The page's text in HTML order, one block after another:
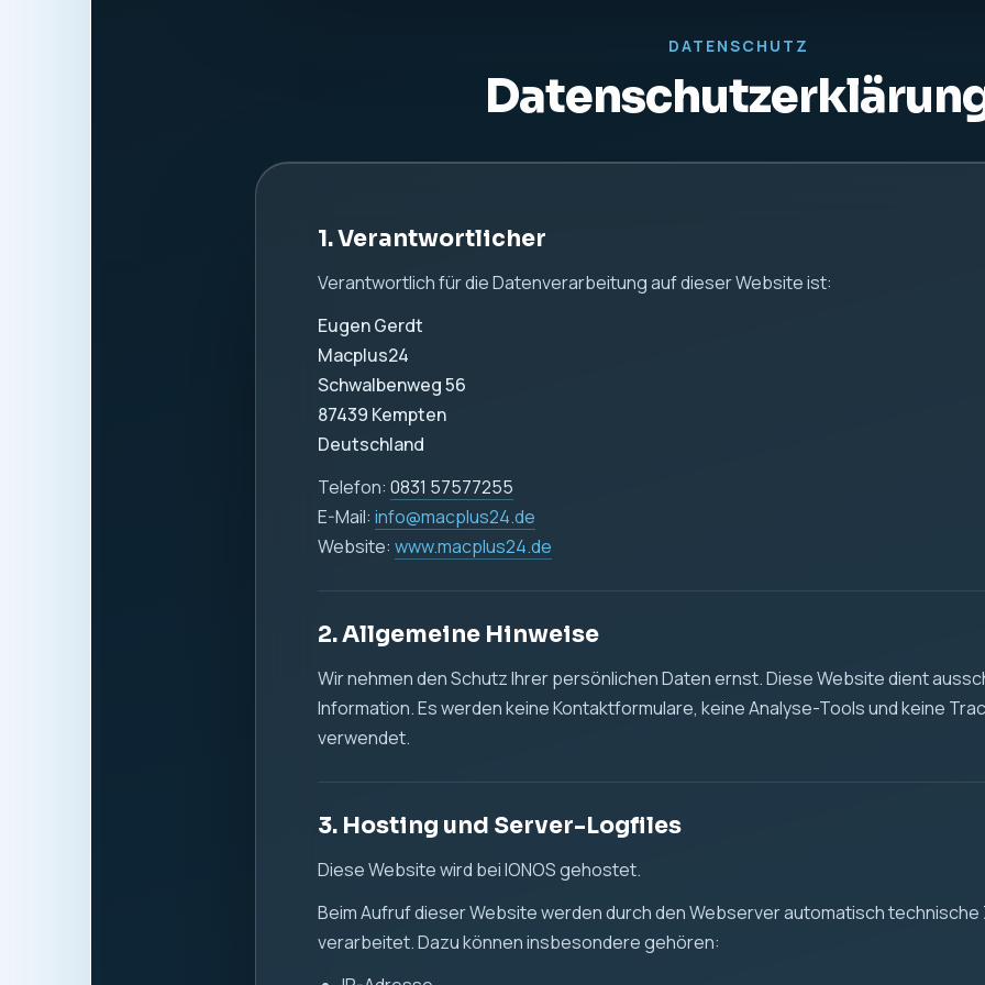
DATENSCHUTZ
1. Verantwortlicher
Verantwortlich für die Datenverarbeitung auf dieser Website ist:
Eugen Gerdt
Macplus24
Schwalbenweg 56
87439 Kempten
Deutschland
Telefon: 0831 57577255
E-Mail: info@macplus24.de
Website: www.macplus24.de
2. Allgemeine Hinweise
Wir nehmen den Schutz Ihrer persönlichen Daten ernst. Diese Website dient
Information. Es werden keine Kontaktformulare, keine Analyse-Tools und keine
verwendet.
3. Hosting und Server-Logfiles
Diese Website wird bei IONOS gehostet.
Beim Aufruf dieser Website werden durch den Webserver automatisch
verarbeitet. Dazu können insbesondere gehören: